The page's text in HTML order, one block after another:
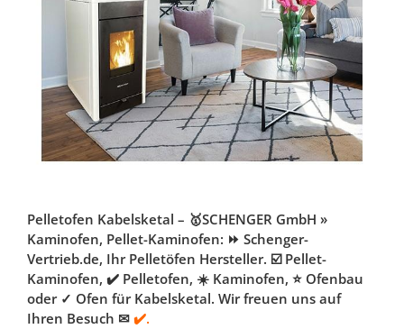
Pelletofen Kabelsketal – 🥇SCHENGER GmbH »
Kaminofen, Pellet-Kaminofen: ⏩ Schenger-
Vertrieb.de, Ihr Pelletöfen Hersteller. ☑️ Pellet-
Kaminofen, ✔️ Pelletofen, ☀️ Kaminofen, ⭐ Ofenbau
oder ✓ Ofen für Kabelsketal. Wir freuen uns auf
Ihren Besuch ✉ ✔️.